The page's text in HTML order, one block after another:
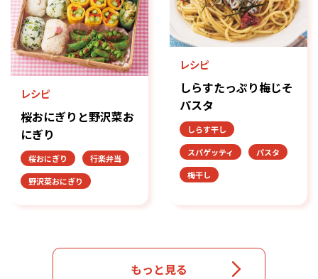
レシピ
桜おにぎりと野沢菜お
にぎり
桜おにぎり
行楽弁当
野沢菜おにぎり
レシピ
しらすたっぷり梅じそ
パスタ
しらす干し
スパゲッティ
パスタ
梅干し
もっと見る